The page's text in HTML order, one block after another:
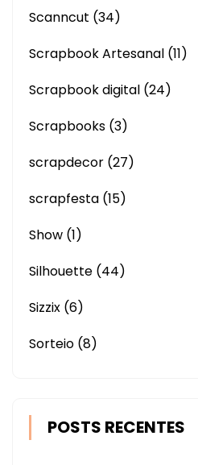
Scanncut (34)
Scrapbook Artesanal (11)
Scrapbook digital (24)
Scrapbooks (3)
scrapdecor (27)
scrapfesta (15)
Show (1)
Silhouette (44)
Sizzix (6)
Sorteio (8)
POSTS RECENTES